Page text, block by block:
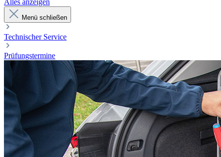
Alles anzeigen
Menü schließen
Technischer Service
Prüfungstermine